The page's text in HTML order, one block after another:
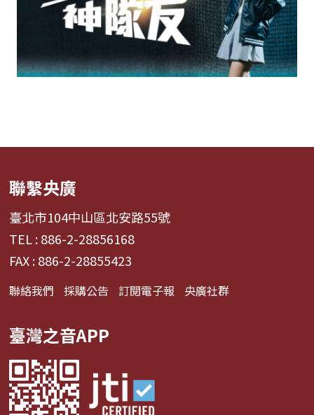
聯繫央廣
臺北市104中山區北安路55號
TEL : 886-2-28856168
FAX : 886-2-28855423
聯絡我們 採購公告 訂閱電子報 央廣社群
臺灣之音APP